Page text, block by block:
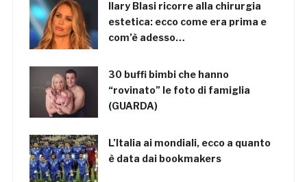
Ilary Blasi ricorre alla chirurgia
estetica: ecco come era prima e
com’è adesso…
30 buffi bimbi che hanno
“rovinato” le foto di famiglia
(GUARDA)
L’Italia ai mondiali, ecco a quanto
è data dai bookmakers